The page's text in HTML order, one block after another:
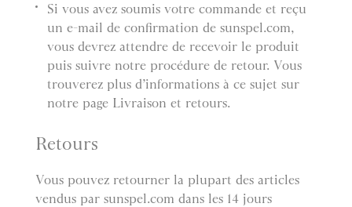
Si vous avez soumis votre commande et reçu
un e-mail de confirmation de sunspel.com,
vous devrez attendre de recevoir le produit
puis suivre notre procédure de retour. Vous
trouverez plus d’informations à ce sujet sur
notre page Livraison et retours.
Retours
Vous pouvez retourner la plupart des articles
vendus par sunspel.com dans les 14 jours